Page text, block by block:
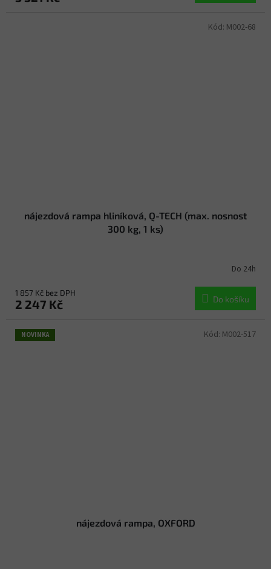
nájezdová rampa hliníková, Q-TECH (max. nosnost
300 kg, 1 ks)
Do 24h
1 857 Kč bez DPH
2 247 Kč Do košíku
Kód: M002-68
NOVINKA
nájezdová rampa, OXFORD
Kód: M002-517